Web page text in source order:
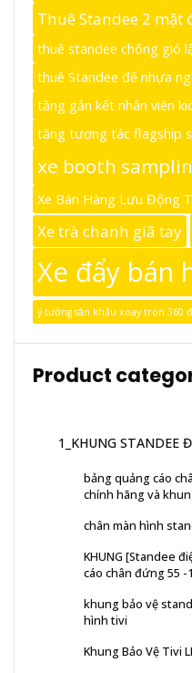
Thuê Standee 2 mặt
thuê standee chống gió
thuê Standee đế nhựa
tăng gắn kết nhân viên
tăng tương tác flagship
xe booth
Xe Bán Hàng Lưu Động
Xe trà chanh giã tay
Xe đẩy bán
ý tưởng sân khấu xoay tròn 360
Product
1_KHUNG STANDEE
bảng quảng cáo
chính hãng và
chân màn hình
KHUNG [Standee
cáo chân đứng 55 -
khung bảo vệ
hình tivi
Khung Bảo Vệ Tivi